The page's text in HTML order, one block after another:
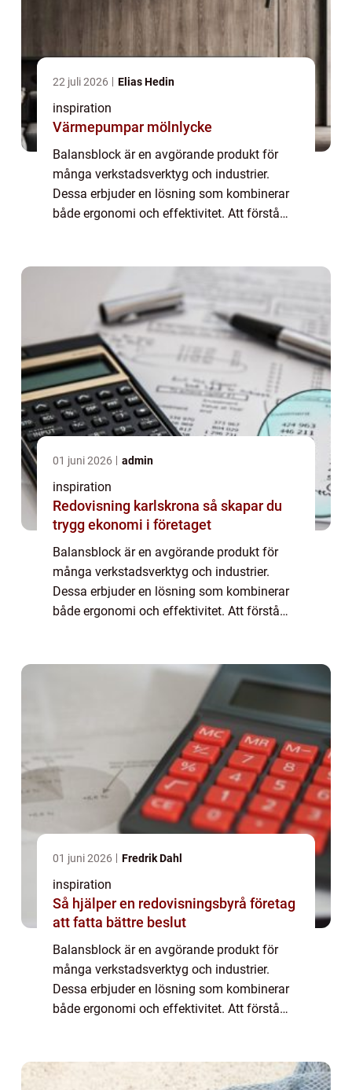
22 juli 2026 Elias Hedin
inspiration
Värmepumpar mölnlycke
Balansblock är en avgörande produkt för
många verkstadsverktyg och industrier.
Dessa erbjuder en lösning som kombinerar
både ergonomi och effektivitet. Att förstå
01 juni 2026 admin
inspiration
Redovisning karlskrona så skapar du
trygg ekonomi i företaget
Balansblock är en avgörande produkt för
många verkstadsverktyg och industrier.
Dessa erbjuder en lösning som kombinerar
både ergonomi och effektivitet. Att förstå
01 juni 2026 Fredrik Dahl
inspiration
Så hjälper en redovisningsbyrå företag
att fatta bättre beslut
Balansblock är en avgörande produkt för
många verkstadsverktyg och industrier.
Dessa erbjuder en lösning som kombinerar
både ergonomi och effektivitet. Att förstå